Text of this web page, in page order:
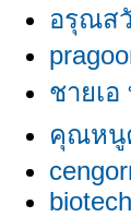
อรุณส
ชายเอ
คุณหนู